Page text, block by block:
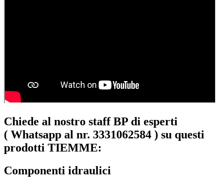
Chiede al nostro staff BP di esperti
( Whatsapp al nr. 3331062584 ) su questi
prodotti TIEMME:
Componenti idraulici